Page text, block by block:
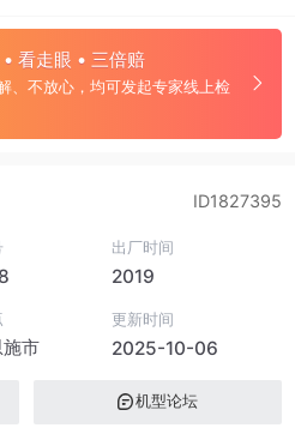
看走眼 • 三倍赔
、不放心，均可发起专家线上检
ID1827395
出厂时间
2019
市
更新时间
2025-10-06
机型论坛